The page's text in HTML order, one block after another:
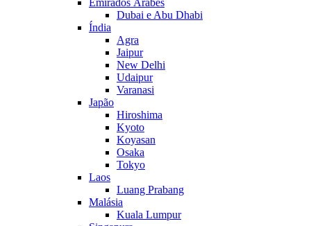
Emirados Árabes
Dubai e Abu Dhabi
Índia
Agra
Jaipur
New Delhi
Udaipur
Varanasi
Japão
Hiroshima
Kyoto
Koyasan
Osaka
Tokyo
Laos
Luang Prabang
Malásia
Kuala Lumpur